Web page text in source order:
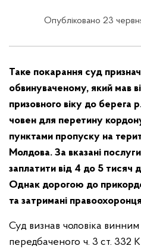
Опубліковано 23
Таке покарання суд
обвинуваченому, який мав
призовного віку до берега
човен для перетину
пунктами пропуску на
Молдова. За вказані
заплатити від 4 до 5
Однак дорогою до
та затримані
Суд визнав чоловіка
передбаченого ч. 3 ст. 332